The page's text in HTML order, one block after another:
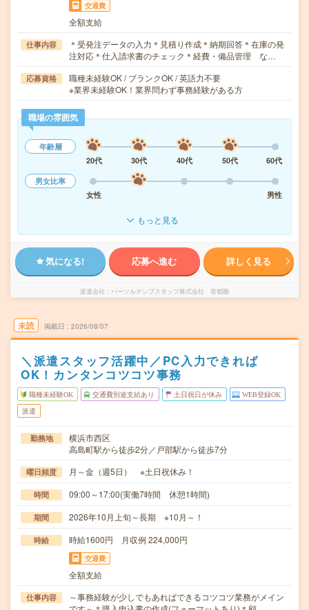
交通費
全額支給
仕事内容
＊受発注データの入力＊見積り作成＊納期回答＊在庫の発
注対応＊仕入請求書のチェック＊経費・備品管理 な…
応募資格
職種未経験OK / ブランクOK / 英語力不要
※業界未経験OK！業界問わず事務経験がある方
職場の雰囲気
年齢層
20代
30代 40代 50代
60代
男女比率
女性
男性
もっと見る
気になる! 応募へ進む 詳しく見る
派遣会社 パーソルテンプスタッフ株式会社 首都圏
未読 掲載日 2026/08/07
＼派遣スタッフ活躍中／PC入力できれば
OK！カンタンコツコツ事務
職種未経験OK 交通費別途支給あり 土日祝日が休み WEB登録OK
派遣
勤務地
横浜市西区
高島町駅から徒歩2分／戸部駅から徒歩7分
曜日頻度 月～金（週5日） ※土日祝休み！
時間 09:00～17:00(実働7時間 休憩1時間)
期間 2026年10月上旬～長期 ※10月～！
時給 時給1600円 月収例 224,000円
交通費
全額支給
仕事内容
～事務経験が少しでもあればできるコツコツ業務がメイン